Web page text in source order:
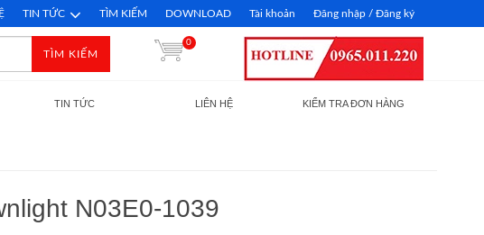
TIN TỨC TÌM KIẾM DOWNLOAD Tài khoản Đăng nhập / Đăng ký
TÌM KIẾM
0
TIN TỨC LIÊN HỆ KIỂM TRA ĐƠN HÀNG
N03E0-1039